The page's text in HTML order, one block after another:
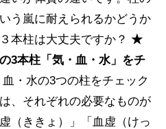
う嵐に耐えられるかどうか
本柱は大丈夫ですか？ ★
3本柱「気・血・水」をチ
・水の3つの柱をチェック
、それぞれの必要なものが
（ききょ）」「血虚（けっ